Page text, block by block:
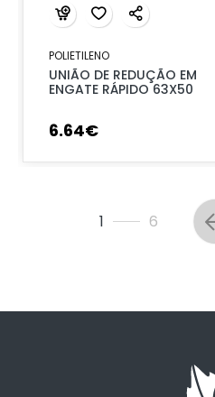
POLIETILENO
UNIÃO DE REDUÇÃO EM
ENGATE RÁPIDO 63X50
6.64€
1 6